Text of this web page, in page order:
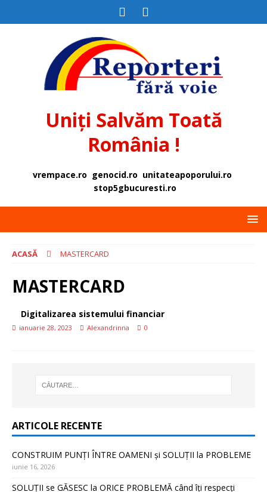
Uniți Salvăm Toată
România !
vrempace.ro genocid.ro unitateapoporului.ro
stop5gbucuresti.ro
ACASĂ MASTERCARD
MASTERCARD
Digitalizarea sistemului financiar
ianuarie 28, 2023 Alexandrinna 0
ARTICOLE RECENTE
CONSTRUIM PUNȚI ÎNTRE OAMENI și SOLUȚII la PROBLEME
iunie 16, 2026
SOLUȚII se GĂSESC la ORICE PROBLEMĂ când îți respecți